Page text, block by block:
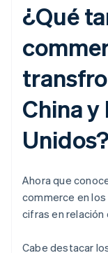
¿Qué
China y
Unidos?
Ahora que
commerce en los
cifras en relación
Cabe destacar